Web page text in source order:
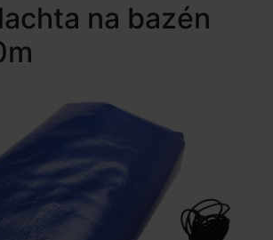
na bazén